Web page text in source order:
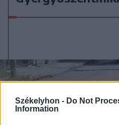
Székelyhon - Do Not
Information